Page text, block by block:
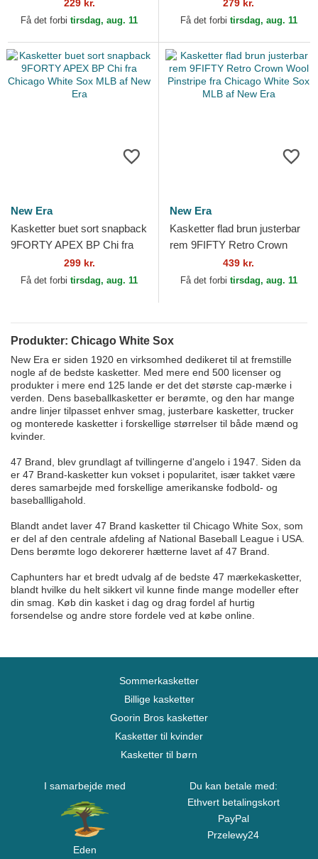
White Sox MLB af Nike
229 kr.
Få det forbi tirsdag, aug. 11
MLB af New Era
279 kr.
Få det forbi tirsdag, aug. 11
New Era
Kasketter buet sort snapback
9FORTY APEX BP Chi fra
Chicago White Sox MLB af
New Era
299 kr.
Få det forbi tirsdag, aug. 11
New Era
Kasketter flad brun justerbar
rem 9FIFTY Retro Crown
Wool Pinstripe fra Chicago
White Sox MLB af...
439 kr.
Få det forbi tirsdag, aug. 11
Produkter: Chicago White Sox
New Era er siden 1920 en virksomhed dedikeret til at fremstille
nogle af de bedste kasketter. Med mere end 500 licenser og
produkter i mere end 125 lande er det det største cap-mærke i
verden. Dens baseballkasketter er berømte, og den har mange
andre linjer tilpasset enhver smag, justerbare kasketter, trucker
og monterede kasketter i forskellige størrelser til både mænd og
kvinder.
47 Brand, blev grundlagt af tvillingerne d'angelo i 1947. Siden da
er 47 Brand-kasketter kun vokset i popularitet, især takket være
deres samarbejde med forskellige amerikanske fodbold- og
baseballligahold.
Blandt andet laver 47 Brand kasketter til Chicago White Sox, som
er del af den centrale afdeling af National Baseball League i USA.
Dens berømte logo dekorerer hætterne lavet af 47 Brand.
Caphunters har et bredt udvalg af de bedste 47 mærkekasketter,
blandt hvilke du helt sikkert vil kunne finde mange modeller efter
din smag. Køb din kasket i dag og drag fordel af hurtig
forsendelse og andre store fordele ved at købe online.
Sommerkasketter
Billige kasketter
Goorin Bros kasketter
Kasketter til kvinder
Kasketter til børn
I samarbejde med
Eden
Du kan betale med:
Ethvert betalingskort
PayPal
Przelewy24